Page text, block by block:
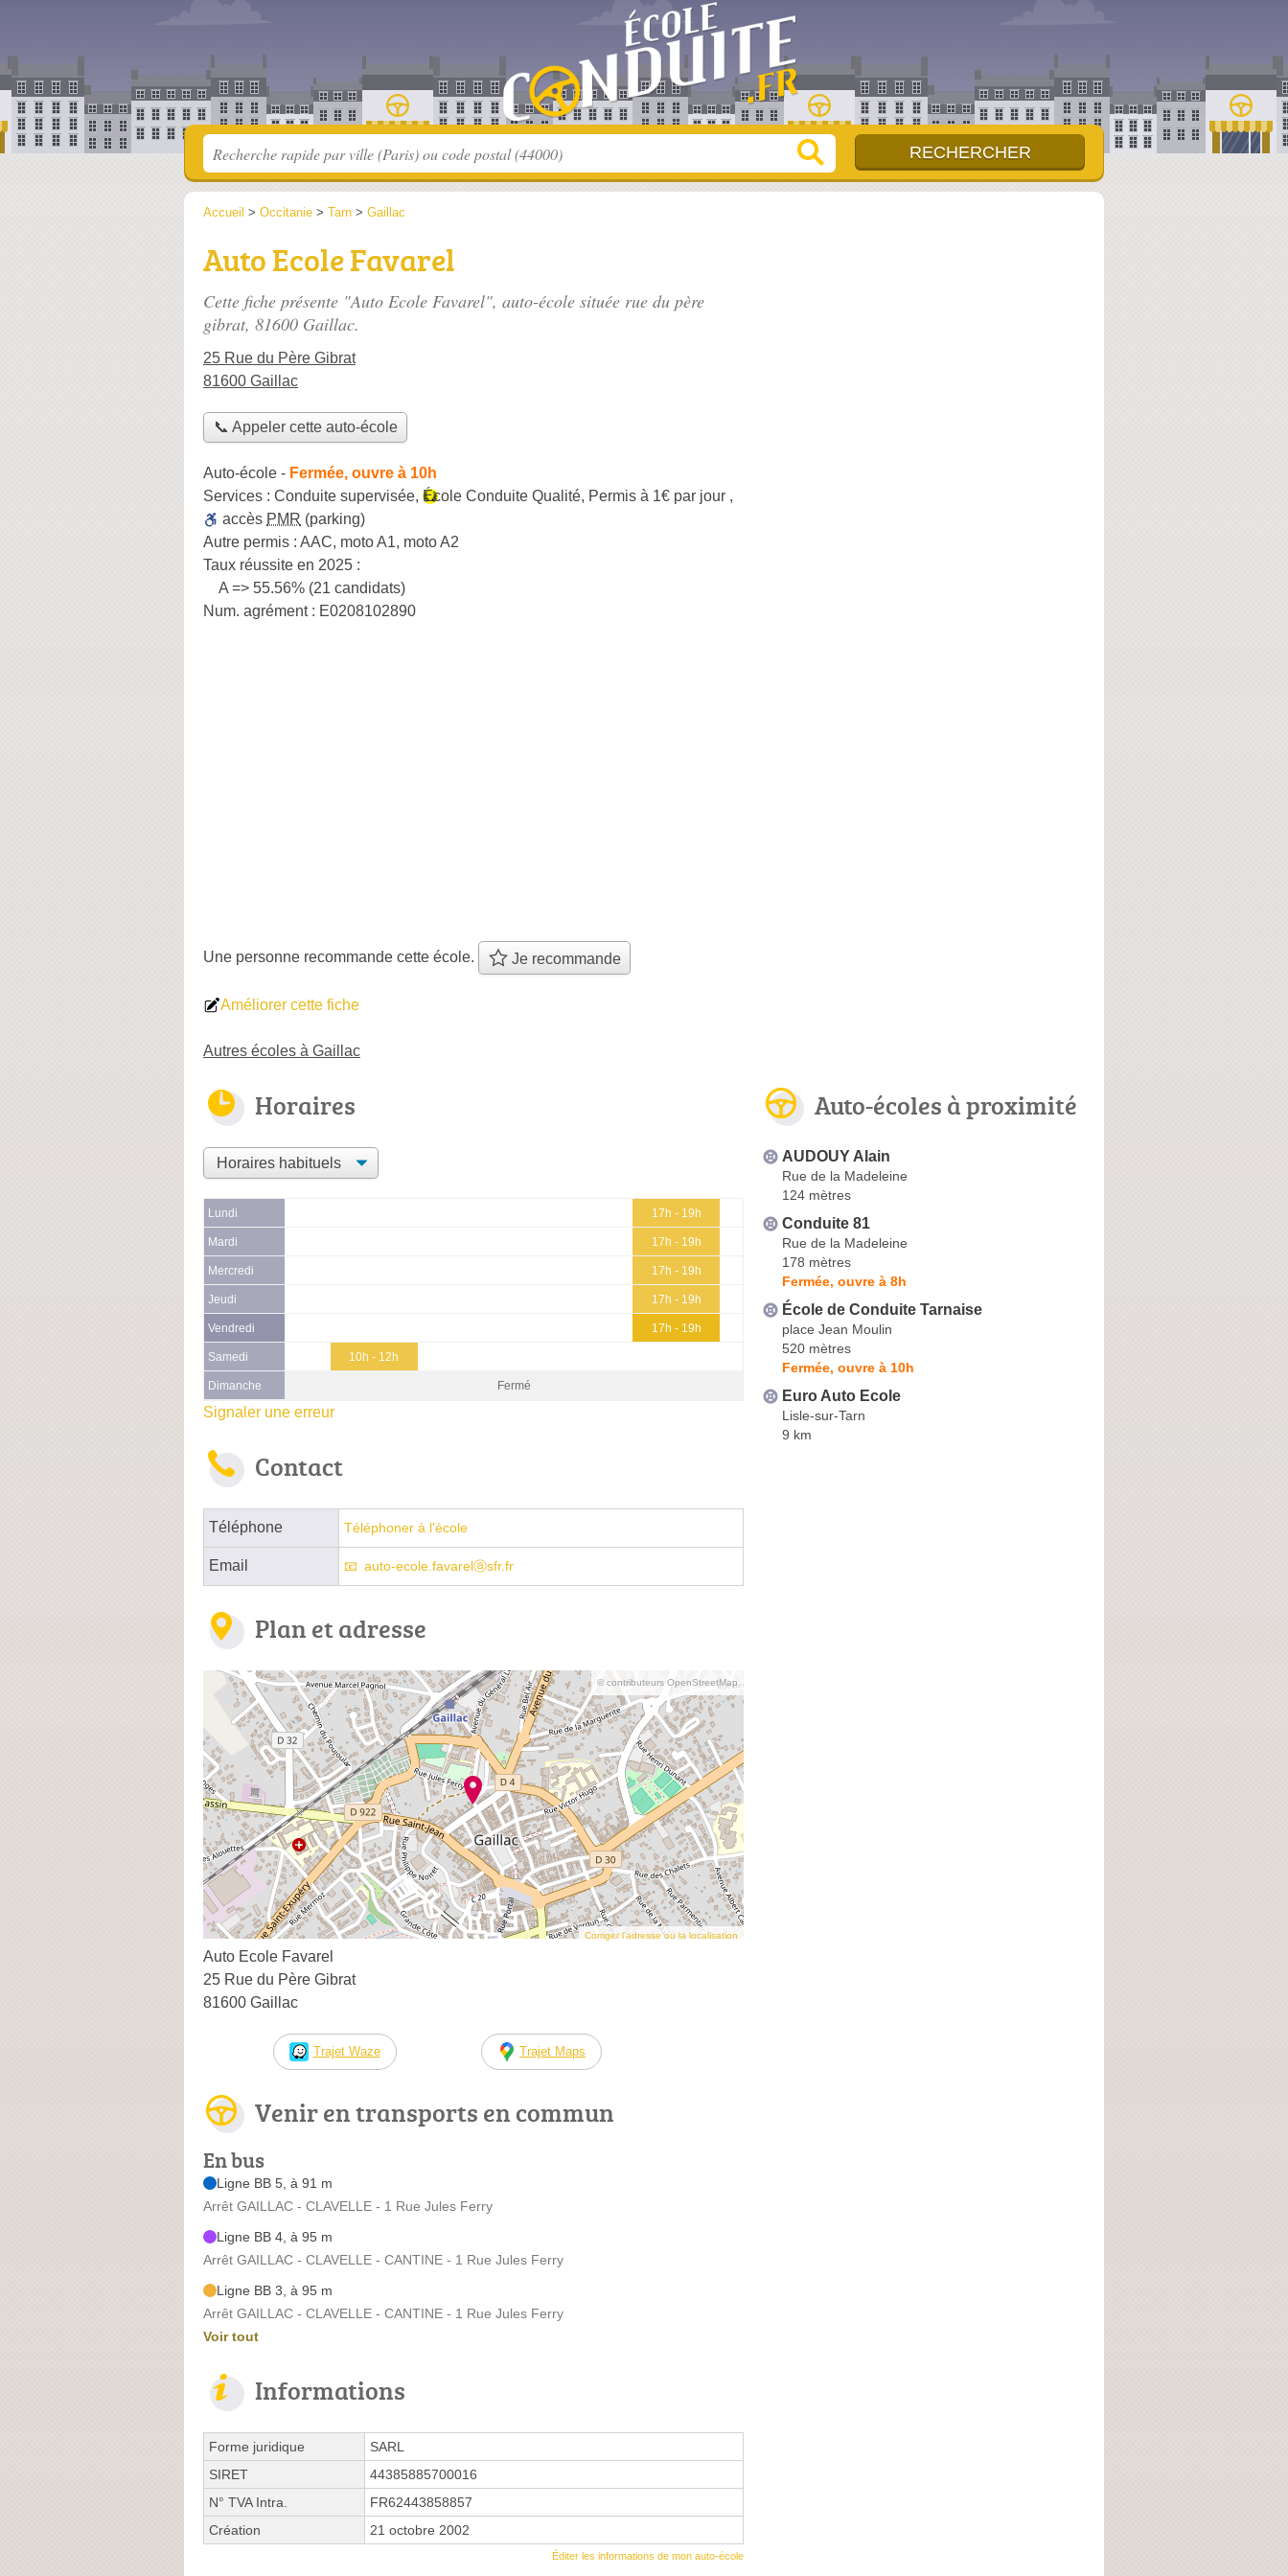
Accueil > Occitanie > Tarn > Gaillac
Auto Ecole Favarel
Cette fiche présente "Auto Ecole Favarel", auto-école située rue du père
gibrat, 81600 Gaillac.
25 Rue du Père Gibrat
81600 Gaillac
📞 Appeler cette auto-école
Auto-école - Fermée, ouvre à 10h
Services : Conduite supervisée, École Conduite Qualité, Permis à 1€ par jour ,
accès PMR (parking)
Autre permis : AAC, moto A1, moto A2
Taux réussite en 2025 :
A => 55.56% (21 candidats)
Num. agrément : E0208102890
Une personne recommande cette école. Je recommande
Améliorer cette fiche
Autres écoles à Gaillac
Horaires
Lundi 17h - 19h
Mardi 17h - 19h
Mercredi 17h - 19h
Jeudi 17h - 19h
Vendredi 17h - 19h
Samedi 10h - 12h
Dimanche Fermé
Signaler une erreur
Contact
Téléphone Téléphoner à l'école
Email auto-ecole.favarelⓐsfr.fr
Plan et adresse
© contributeurs OpenStreetMap
Corriger l’adresse ou la localisation
Auto Ecole Favarel
25 Rue du Père Gibrat
81600 Gaillac
Trajet Waze Trajet Maps
Venir en transports en commun
En bus
Ligne BB 5, à 91 m
Arrêt GAILLAC - CLAVELLE - 1 Rue Jules Ferry
Ligne BB 4, à 95 m
Arrêt GAILLAC - CLAVELLE - CANTINE - 1 Rue Jules Ferry
Ligne BB 3, à 95 m
Arrêt GAILLAC - CLAVELLE - CANTINE - 1 Rue Jules Ferry
Voir tout
Informations
Forme juridique
SARL
SIRET
44385885700016
N° TVA Intra.
FR62443858857
Création
21 octobre 2002
Éditer les informations de mon auto-école
Auto-écoles à proximité
AUDOUY Alain
Rue de la Madeleine
124 mètres
Conduite 81
Rue de la Madeleine
178 mètres
Fermée, ouvre à 8h
École de Conduite Tarnaise
place Jean Moulin
520 mètres
Fermée, ouvre à 10h
Euro Auto Ecole
Lisle-sur-Tarn
9 km